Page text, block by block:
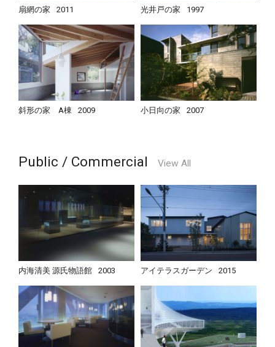
扇網の家 2011 光井戸の家 1997
斜形の家 A棟 2009 小日向の家 2007
Public / Commercial View All
内海清美 源氏物語館 2003 アイテラスガーデン 2015